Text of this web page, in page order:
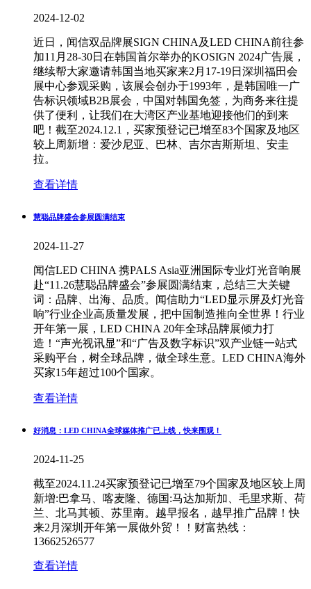
2024-12-02
近日，闻信双品牌展SIGN CHINA及LED CHINA前往参
加11月28-30日在韩国首尔举办的KOSIGN 2024广告展，
继续帮大家邀请韩国当地买家来2月17-19日深圳福田会
展中心参观采购，该展会创办于1993年，是韩国唯一广
告标识领域B2B展会，中国对韩国免签，为商务来往提
供了便利，让我们在大湾区产业基地迎接他们的到来
吧！截至2024.12.1，买家预登记已增至83个国家及地区
较上周新增：爱沙尼亚、巴林、吉尔吉斯斯坦、安圭
拉。
查看详情
慧聪品牌盛会参展圆满结束
2024-11-27
闻信LED CHINA 携PALS Asia亚洲国际专业灯光音响展
赴“11.26慧聪品牌盛会”参展圆满结束，总结三大关键
词：品牌、出海、品质。闻信助力“LED显示屏及灯光音
响”行业企业高质量发展，把中国制造推向全世界！行业
开年第一展，LED CHINA 20年全球品牌展倾力打
造！“声光视讯显”和“广告及数字标识”双产业链一站式
采购平台，树全球品牌，做全球生意。LED CHINA海外
买家15年超过100个国家。
查看详情
好消息：LED CHINA全球媒体推广已上线，快来围观！
2024-11-25
截至2024.11.24买家预登记已增至79个国家及地区较上周
新增:巴拿马、喀麦隆、德国:马达加斯加、毛里求斯、荷
兰、北马其顿、苏里南。越早报名，越早推广品牌！快
来2月深圳开年第一展做外贸！！财富热线：
13662526577
查看详情